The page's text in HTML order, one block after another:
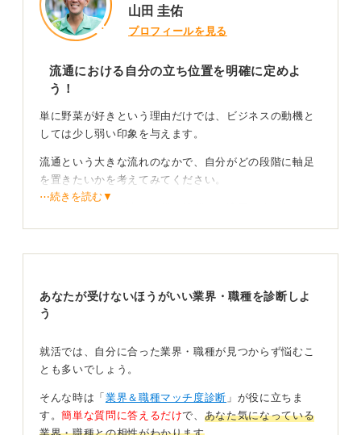
山田 圭佑
プロフィールを見る
流通における自分の立ち位置を明確に定めよ
う！
単に野菜が好きという理由だけでは、ビジネスの動機と
しては少し弱い印象を与えます。
流通という大きな流れのなかで、自分がどの段階に軸足
を置きたいかを考えてみてください。
商社であれば未開拓の生産地を発掘し、新しい市場を創
自分の専門性や興味が、生産者と顧客をつなぐどの工程
具体的に役割を分けることで、プロ意識の伝わる説得力
のある志望動機が完成します。
⋯続きを読む▼
あなたが受けないほうがいい業界・職種を診断しよ
う
就活では、自分に合った業界・職種が見つからず悩むこ
とも多いでしょう。
そんな時は「 業界＆職種マッチ度診断 」が役に立ちま
す。簡単な質問に答えるだけで、 あなた気になっている